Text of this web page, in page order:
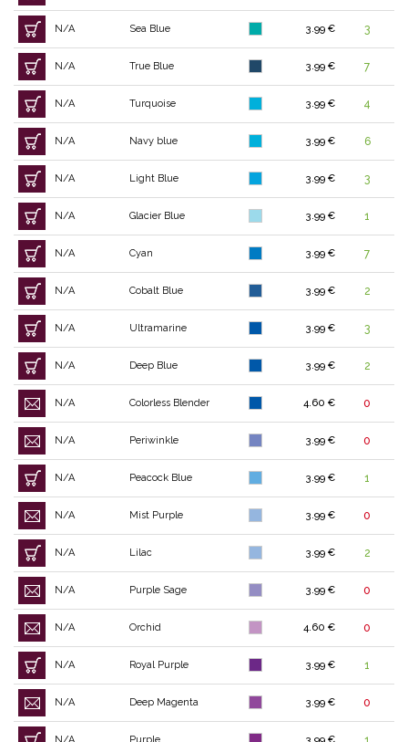
N/A Sea Blue 3.99 € 3
N/A True Blue 3.99 € 7
N/A Turquoise 3.99 € 4
N/A Navy blue 3.99 € 6
N/A Light Blue 3.99 € 3
N/A Glacier Blue 3.99 € 1
N/A Cyan 3.99 € 7
N/A Cobalt Blue 3.99 € 2
N/A Ultramarine 3.99 € 3
N/A Deep Blue 3.99 € 2
N/A Colorless Blender 4.60 € 0
N/A Periwinkle 3.99 € 0
N/A Peacock Blue 3.99 € 1
N/A Mist Purple 3.99 € 0
N/A Lilac 3.99 € 2
N/A Purple Sage 3.99 € 0
N/A Orchid 4.60 € 0
N/A Royal Purple 3.99 € 1
N/A Deep Magenta 3.99 € 0